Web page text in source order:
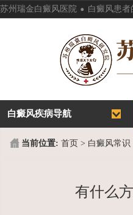
苏州瑞金白癜风医院 . 白癜风患者
白癜风疾病导航
当前位置: 首页 > 白癜风常识
有什么